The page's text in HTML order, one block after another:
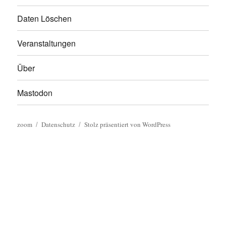
Daten Löschen
Veranstaltungen
Über
Mastodon
zoom Datenschutz Stolz präsentiert von WordPress